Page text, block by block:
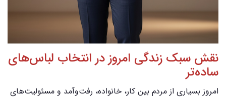
نقش سبک زندگی امروز در انتخاب لباس‌های
ساده‌تر
امروز بسیاری از مردم بین کار، خانواده، رفت‌وآمد و مسئولیت‌های